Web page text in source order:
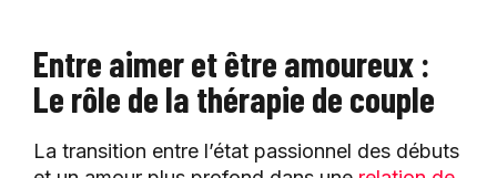
Entre aimer et être amoureux :
Le rôle de la thérapie de couple
La transition entre l’état passionnel des débuts